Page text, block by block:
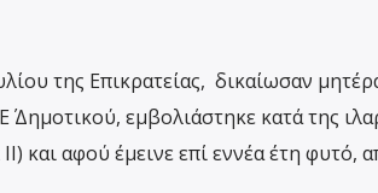
της Επικρατείας, δικαίωσαν
Δημοτικού, εμβολιάστηκε κατά της
και αφού έμεινε επί εννέα έτη φυτό,